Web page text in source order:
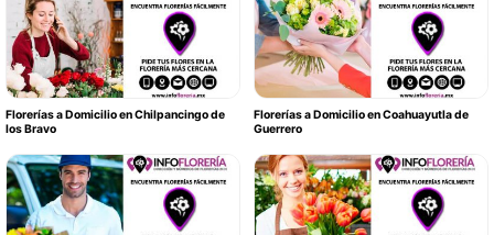
Florerías a Domicilio en Chilpancingo de
los Bravo
Florerías a Domicilio en Coahuayutla de
Guerrero